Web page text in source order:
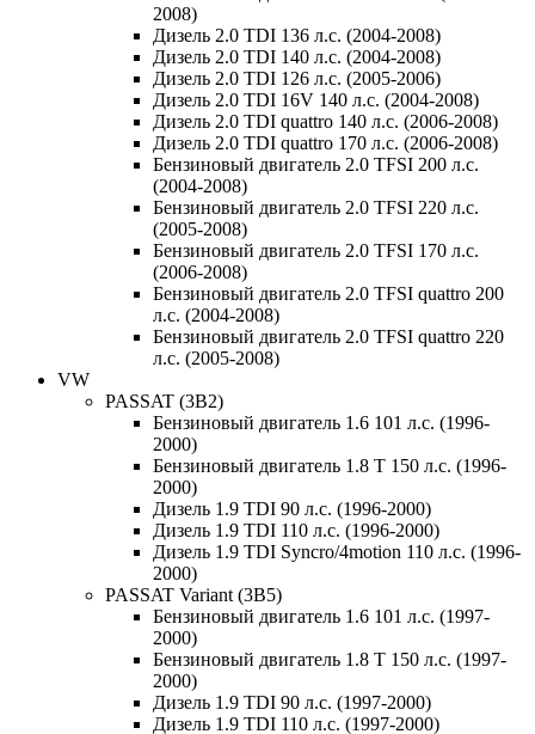
2008)
Дизель 2.0 TDI 136 л.с. (2004-2008)
Дизель 2.0 TDI 140 л.с. (2004-2008)
Дизель 2.0 TDI 126 л.с. (2005-2006)
Дизель 2.0 TDI 16V 140 л.с. (2004-2008)
Дизель 2.0 TDI quattro 140 л.с. (2006-2008)
Дизель 2.0 TDI quattro 170 л.с. (2006-2008)
Бензиновый двигатель 2.0 TFSI 200 л.с.
(2004-2008)
Бензиновый двигатель 2.0 TFSI 220 л.с.
(2005-2008)
Бензиновый двигатель 2.0 TFSI 170 л.с.
(2006-2008)
Бензиновый двигатель 2.0 TFSI quattro 200
л.с. (2004-2008)
Бензиновый двигатель 2.0 TFSI quattro 220
л.с. (2005-2008)
VW
PASSAT (3B2)
Бензиновый двигатель 1.6 101 л.с. (1996-
2000)
Бензиновый двигатель 1.8 T 150 л.с. (1996-
2000)
Дизель 1.9 TDI 90 л.с. (1996-2000)
Дизель 1.9 TDI 110 л.с. (1996-2000)
Дизель 1.9 TDI Syncro/4motion 110 л.с. (1996-
2000)
PASSAT Variant (3B5)
Бензиновый двигатель 1.6 101 л.с. (1997-
2000)
Бензиновый двигатель 1.8 T 150 л.с. (1997-
2000)
Дизель 1.9 TDI 90 л.с. (1997-2000)
Дизель 1.9 TDI 110 л.с. (1997-2000)